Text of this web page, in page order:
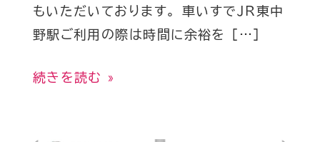
もいただいております。 車いすでJR東中
野駅ご利用の際は時間に余裕を […]
続きを読む »